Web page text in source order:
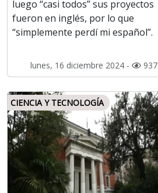
luego “casi todos” sus proyectos
fueron en inglés, por lo que
“simplemente perdí mi español”.
lunes, 16 diciembre 2024 - 937
CIENCIA Y TECNOLOGÍA